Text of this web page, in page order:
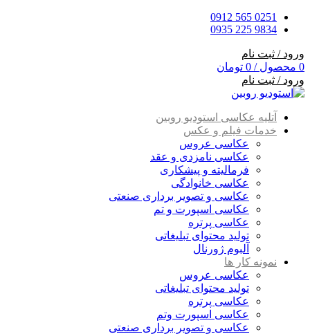
0251 565 0912
9834 225 0935
ورود / ثبت نام
0 محصول /
0 تومان
ورود / ثبت نام
آتلیه عکاسی استودیو روبین
خدمات فیلم و عکس
عکاسی عروس
عکاسی نامزدی و عقد
فرمالیته و پیشکاری
عکاسی خانوادگی
عکاسی و تصویر برداری صنعتی
عکاسی اسپورت و تم
عکاسی پرتره
تولید محتوای تبلیغاتی
آلبوم ژورنال
نمونه کار ها
عکاسی عروس
تولید محتوای تبلیغاتی
عکاسی پرتره
عکاسی اسپورت وتم
عکاسی و تصویر برداری صنعتی